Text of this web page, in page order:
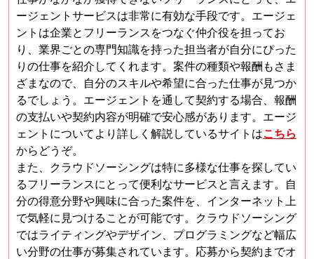
ージェントサービスは非常に有効な手段です。エージェ
ントは企業とフリーランスをつなぐ仲介役を担ってお
り、業界ごとの専門知識を持った担当者が自分にぴった
りの仕事を紹介してくれます。案件の種類や報酬もさま
ざまなので、自分のスキルや希望に合った仕事が見つか
るでしょう。エージェントを通して契約する場合、報酬
の支払いや契約内容が明確で安心感があります。エージ
ェントについてより詳しく解説しているサイトはこちら
からどうぞ。
また、クラウドソーシングは特に多様な仕事を探してい
るフリーランスにとって便利なサービスと言えます。自
分の得意分野や興味に合った案件を、インターネット上
で気軽に見つけることが可能です。クラウドソーシング
ではライティングやデザイン、プログラミングなど幅広
い分野の仕事が募集されています。応募から契約までオ